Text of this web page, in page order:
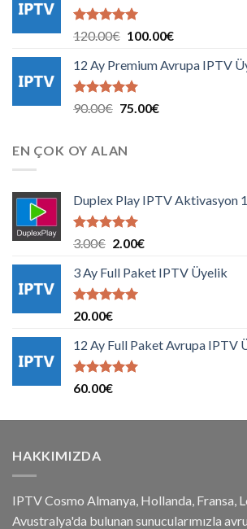
5 üzerinden
aldı
120.00€ Orijinal
120.00€.
100.00€Şu
fiyat:
12 Ay Premium Avrupa IPTV
5 üzerinden
90.00€ Orijinal
75.00€Şu
EN ÇOK OY ALAN
Duplex Play IPTV Aktivasyon 1
5 üzerinden
aldı
3.00€ Orijinal
3.00€.
2.00€Şu
fiyat:
3 Ay Full Paket IPTV Üyelik
5 üzerinden
aldı
20.00€
12 Ay Full Paket Avrupa IPTV
5 üzerinden
60.00€
HAKKIMIZDA
IPTV Cosmo Almanya, Hollanda, Fransa,
Avustralya'da bulunan sunucularımızla